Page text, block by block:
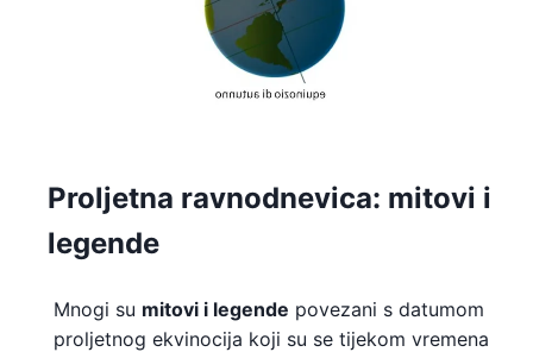
Proljetna ravnodnevica: mitovi i
legende
Mnogi su mitovi i legende povezani s datumom
proljetnog ekvinocija koji su se tijekom vremena